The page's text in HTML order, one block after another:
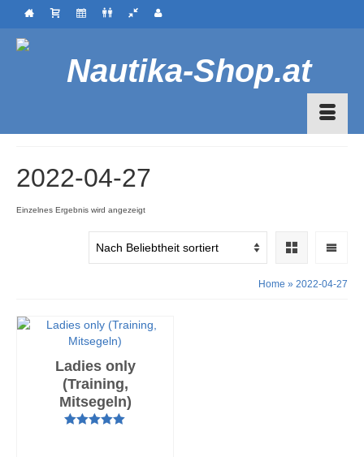
2022-04-27
Einzelnes Ergebnis wird angezeigt
Home » 2022-04-27
Ladies only
(Training,
Mitsegeln)